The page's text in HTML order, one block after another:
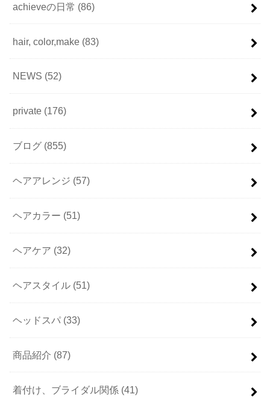
achieveの日常 (86)
hair, color,make (83)
NEWS (52)
private (176)
ブログ (855)
ヘアアレンジ (57)
ヘアカラー (51)
ヘアケア (32)
ヘアスタイル (51)
ヘッドスパ (33)
商品紹介 (87)
着付け、ブライダル関係 (41)